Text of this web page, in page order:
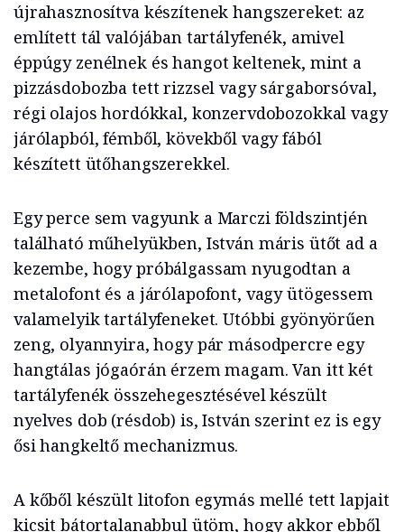
újrahasznosítva készítenek hangszereket: az
említett tál valójában tartályfenék, amivel
éppúgy zenélnek és hangot keltenek, mint a
pizzásdobozba tett rizzsel vagy sárgaborsóval,
régi olajos hordókkal, konzervdobozokkal vagy
járólapból, fémből, kövekből vagy fából
készített ütőhangszerekkel.
Egy perce sem vagyunk a Marczi földszintjén
található műhelyükben, István máris ütőt ad a
kezembe, hogy próbálgassam nyugodtan a
metalofont és a járólapofont, vagy ütögessem
valamelyik tartályfeneket. Utóbbi gyönyörűen
zeng, olyannyira, hogy pár másodpercre egy
hangtálas jógaórán érzem magam. Van itt két
tartályfenék összehegesztésével készült
nyelves dob (résdob) is, István szerint ez is egy
ősi hangkeltő mechanizmus.
A kőből készült litofon egymás mellé tett lapjait
kicsit bátortalanabbul ütöm, hogy akkor ebből